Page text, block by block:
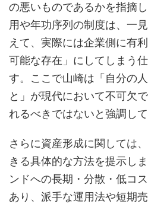
の悪いものであるかを指摘
用や年功序列の制度は、一
えて、実際には企業側に有
可能な存在」にしてしまう
す。ここで山崎は「自分の
と」が現代において不可欠
れるべきではないと強調して
さらに資産形成に関しては
きる具体的な方法を提示し
ンドへの長期・分散・低コ
あり、派手な運用法や短期